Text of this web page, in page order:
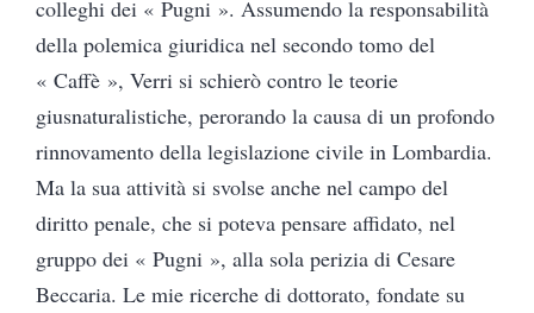
colleghi dei « Pugni ». Assumendo la responsabilità
della polemica giuridica nel secondo tomo del
« Caffè », Verri si schierò contro le teorie
giusnaturalistiche, perorando la causa di un profondo
rinnovamento della legislazione civile in Lombardia.
Ma la sua attività si svolse anche nel campo del
diritto penale, che si poteva pensare affidato, nel
gruppo dei « Pugni », alla sola perizia di Cesare
Beccaria. Le mie ricerche di dottorato, fondate su